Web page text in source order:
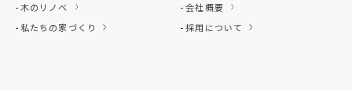
木のリノベ
私たちの家づくり
会社概要
採用について